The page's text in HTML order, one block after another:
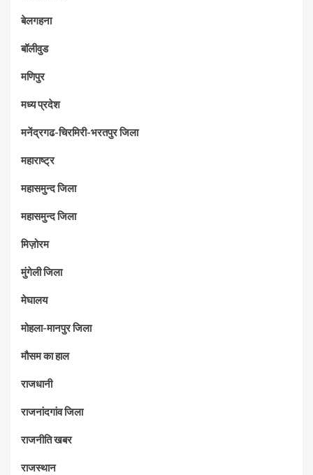
बेलगहना
बॉलीवुड
मणिपुर
मध्‍य प्रदेश
मनेंद्रगढ-चिरमिरी-भरतपुर जिला
महाराष्‍ट्र
महासमुन्द जिला
महासमुन्द जिला
मिज़ोरम
मुंगेली जिला
मेघालय
मोहला-मानपुर जिला
मौसम का हाल
राजधानी
राजनांदगांव जिला
राजनीति खबर
राजस्थान